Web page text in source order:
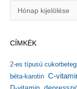
í
u
m
CÍMKÉK
2-es típusú
béta-karotin C-